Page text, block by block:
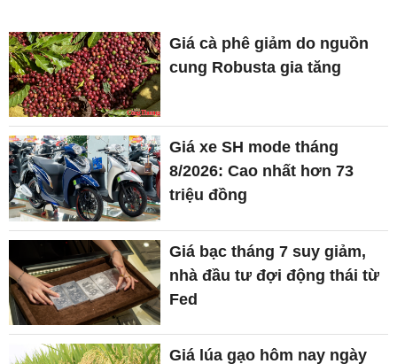
8/2026: Cao nhất hơn 73
triệu đồng
Giá bạc tháng 7 suy giảm,
nhà đầu tư đợi động thái từ
Fed
Giá lúa gạo hôm nay ngày
7/8/2026: Lúa tươi tiếp đà
tăng
Giá heo hơi hôm nay
7/8/2026: Hạ nhiệt trên diện